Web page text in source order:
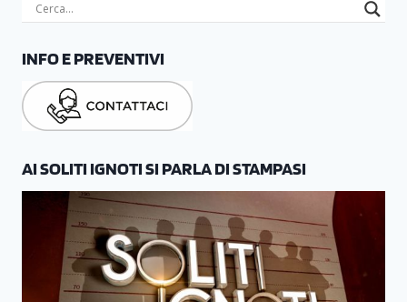
INFO E PREVENTIVI
AI SOLITI IGNOTI SI PARLA DI STAMPASI